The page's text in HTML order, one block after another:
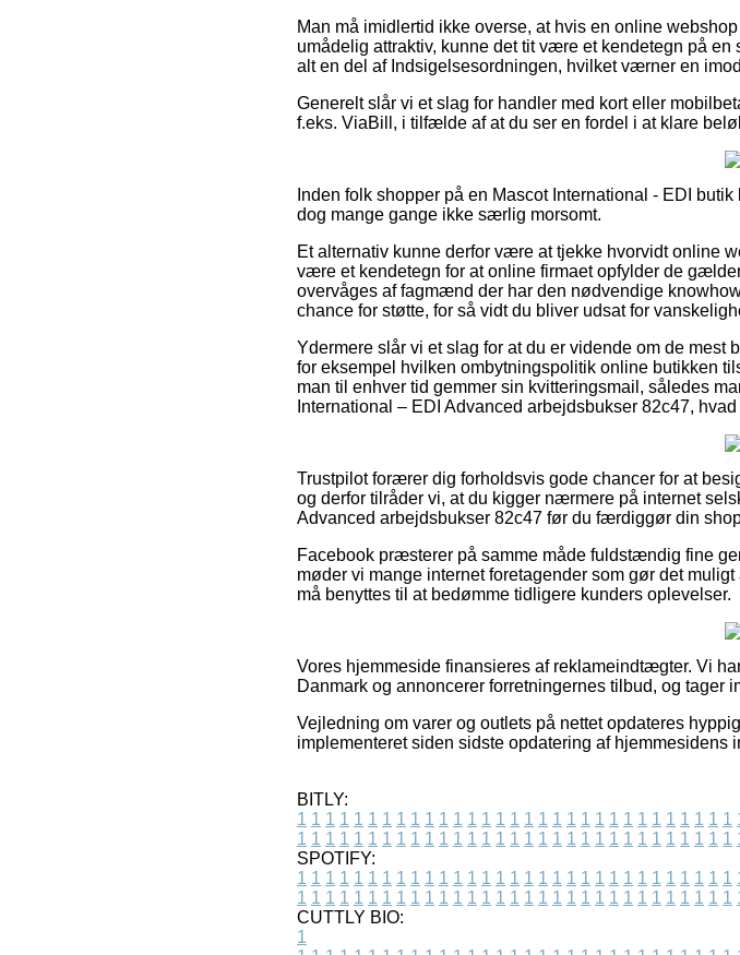
Man må imidlertid ikke overse, at hvis en online
umådelig attraktiv, kunne det tit være et kendetegn på
alt en del af Indsigelsesordningen, hvilket værner en
Generelt slår vi et slag for handler med kort eller
f.eks. ViaBill, i tilfælde af at du ser en fordel i at klare
Inden folk shopper på en Mascot International - EDI
dog mange gange ikke særlig morsomt.
Et alternativ kunne derfor være at tjekke hvorvidt online
være et kendetegn for at online firmaet opfylder de
overvåges af fagmænd der har den nødvendige
chance for støtte, for så vidt du bliver udsat for
Ydermere slår vi et slag for at du er vidende om de
for eksempel hvilken ombytningspolitik online butikken
man til enhver tid gemmer sin kvitteringsmail, således
International – EDI Advanced arbejdsbukser 82c47,
Trustpilot forærer dig forholdsvis gode chancer for at
og derfor tilråder vi, at du kigger nærmere på internet
Advanced arbejdsbukser 82c47 før du færdiggør din
Facebook præsterer på samme måde fuldstændig fine
møder vi mange internet foretagender som gør det
må benyttes til at bedømme tidligere kunders oplevelser.
Vores hjemmeside finansieres af reklameindtægter. Vi
Danmark og annoncerer forretningernes tilbud, og tager
Vejledning om varer og outlets på nettet opdateres
implementeret siden sidste opdatering af hjemmesidens
BITLY:
1 1 1 1 1 1 1 1 1 1 1 1 1 1 1 1 1 1 1 1 1 1 1 1 1 1 1 1 1 1 1
1 1 1 1 1 1 1 1 1 1 1 1 1 1 1 1 1 1 1 1 1 1 1 1 1 1 1 1 1 1 1
SPOTIFY:
1 1 1 1 1 1 1 1 1 1 1 1 1 1 1 1 1 1 1 1 1 1 1 1 1 1 1 1 1 1 1
1 1 1 1 1 1 1 1 1 1 1 1 1 1 1 1 1 1 1 1 1 1 1 1 1 1 1 1 1 1 1
CUTTLY BIO:
1